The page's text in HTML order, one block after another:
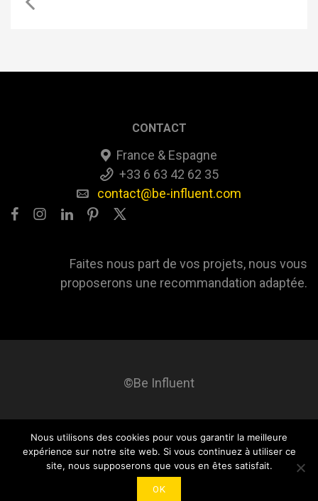
CONTACT
France & Espagne
+33 6 63 42 62 35
contact@be-influent.com
Faites nous part de vos projets, nous vous
proposerons une recommandation adaptée.
©Be Influent
Be influent A propos Blog Contact Mentions légales
Nous utilisons des cookies pour vous garantir la meilleure
expérience sur notre site web. Si vous continuez à utiliser ce
site, nous supposerons que vous en êtes satisfait.
OK